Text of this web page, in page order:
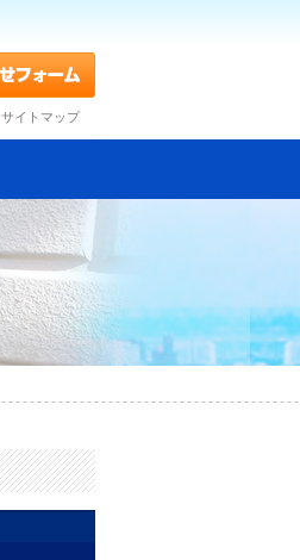
サイトマップ